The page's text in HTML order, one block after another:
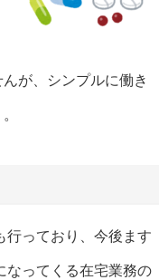
が、シンプルに働き
行っており、今後ます
なってくる在宅業務の